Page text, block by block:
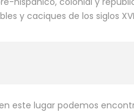
y caciques de los siglos XVII
este lugar podemos